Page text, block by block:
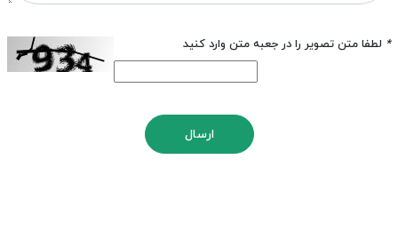
* لطفا متن تصویر را در جعبه متن وارد کنید
ارسال